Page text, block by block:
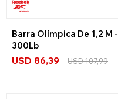
Barra Olímpica De 1,2 M -
300Lb
USD 86,39 USD107,99